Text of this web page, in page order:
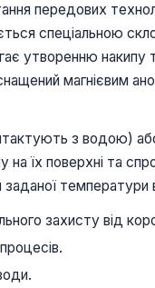
передових
спеціальною
утворенню
магнієвим
з водою)
їх поверхні та
температури
захисту від